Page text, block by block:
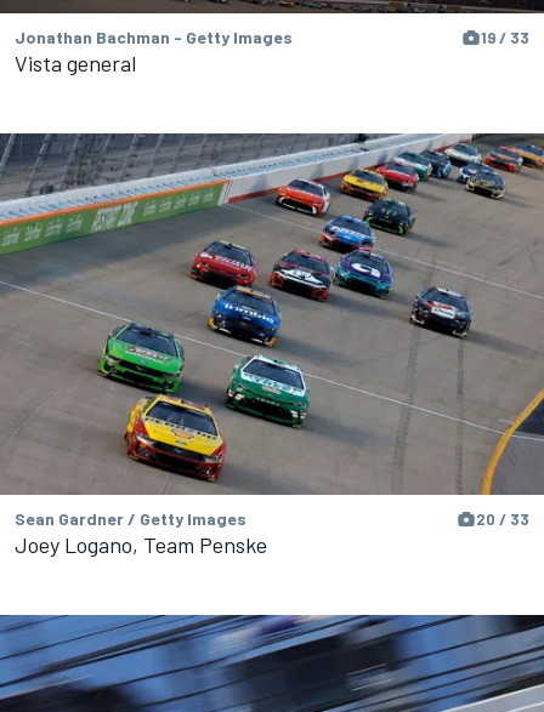
Jonathan Bachman - Getty Images 19 / 33
Vista general
Sean Gardner / Getty Images 20 / 33
Joey Logano, Team Penske